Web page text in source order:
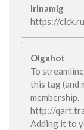
Irinamig
https://
Olgahot
To
this tag (and
membership.
http://
Adding it to